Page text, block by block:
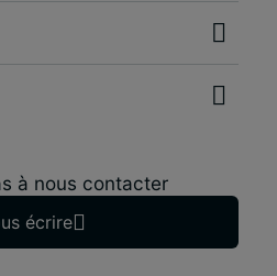
à nous contacter
écrire